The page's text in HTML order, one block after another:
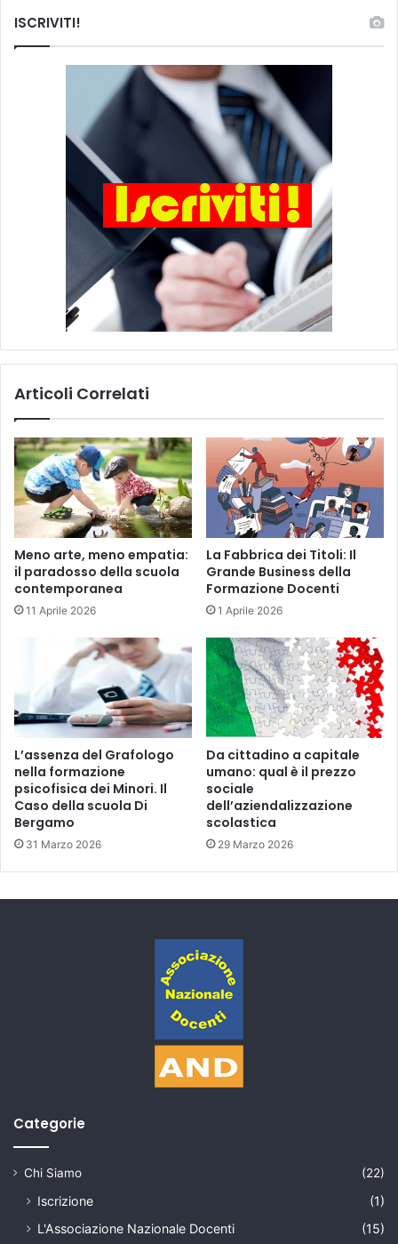
ISCRIVITI!
Articoli Correlati
Meno arte, meno empatia:
il paradosso della scuola
contemporanea
11 Aprile 2026
La Fabbrica dei Titoli: Il
Grande Business della
Formazione Docenti
1 Aprile 2026
L’assenza del Grafologo
nella formazione
psicofisica dei Minori. Il
Caso della scuola Di
Bergamo
31 Marzo 2026
Da cittadino a capitale
umano: qual è il prezzo
sociale
dell’aziendalizzazione
scolastica
29 Marzo 2026
Categorie
Chi Siamo (22)
Iscrizione
(1)
L'Associazione Nazionale Docenti
(15)